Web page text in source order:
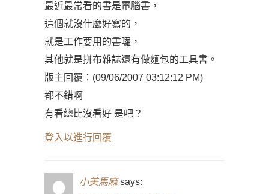
最近最常看的書是電腦書，
這個就沒什麼好寫的，
就是工作要用的書囉，
其他就是拼布雜誌還有做麵包的工具書。
版主回覆：(09/06/2007 03:12:12 PM)
都不錯啊
有看總比沒看好 是吧？
登入以進行回覆
小美馬麻 says: